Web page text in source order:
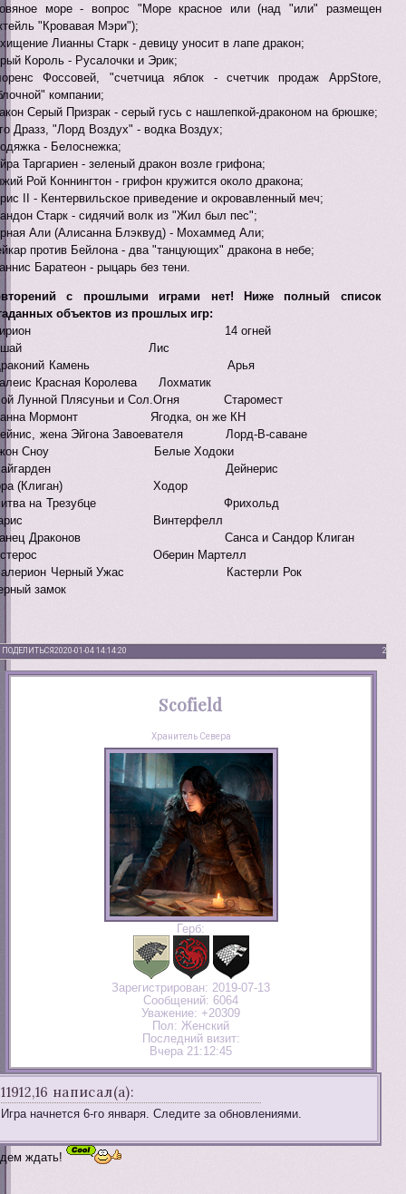
море - вопрос "Море красное или (над "или" размещен
"Кровавая Мэри");
Лианны Старк - девицу уносит в лапе дракон;
Король - Русалочки и Эрик;
Фоссовей, "счетчица яблок - счетчик продаж AppStore,
компании;
Серый Призрак - серый гусь с нашлепкой-драконом на брюшке;
Дразз, "Лорд Воздух" - водка Воздух;
- Белоснежка;
Таргариен - зеленый дракон возле грифона;
Рой Коннингтон - грифон кружится около дракона;
II - Кентервильское приведение и окровавленный меч;
Старк - сидячий волк из "Жил был пес";
Али (Алисанна Блэквуд) - Мохаммед Али;
против Бейлона - два "танцующих" дракона в небе;
Баратеон - рыцарь без тени.
с прошлыми играми нет! Ниже полный список
объектов из прошлых игр:
Тирион 14 огней
Лис
Драконий Камень Арья
Красная Королева Лохматик
Лунной Плясуньи и Сол.Огня Старомест
Мормонт Ягодка, он же КН
жена Эйгона Завоевателя Лорд-В-саване
Сноу Белые Ходоки
Хайгарден Дейнерис
(Клиган) Ходор
Битва на Трезубце Фрихольд
Винтерфелл
Драконов Санса и Сандор Клиган
Оберин Мартелл
Черный Ужас Кастерли Рок
замок
ПОДЕЛИТЬСЯ 2
2020-01-04 14:14:20
Scofield
Хранитель Севера
Герб:
Зарегистрирован: 2019-07-13
Сообщений: 6064
Уважение: +20309
Пол: Женский
Последний визит:
Вчера 21:12:45
11912,16 написал(а):
Игра начнется 6-го января. Следите за обновлениями.
ждать!